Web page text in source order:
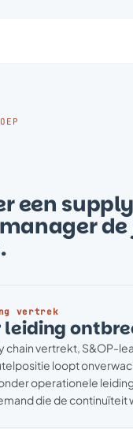
een
de
vertrek
leiding
chain vertrekt, S&OP-
loopt
operationele
die de continuïteit